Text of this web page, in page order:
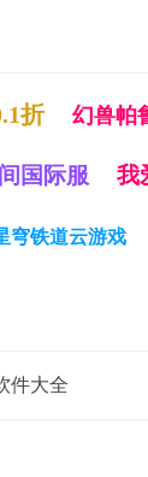
折 幻兽帕
国际服 我
穹铁道云游戏
件大全